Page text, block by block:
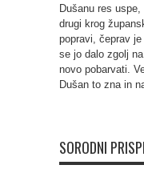
Dušanu res
drugi krog
popravi, čeprav
se jo dalo zgolj
novo pobarvati.
Dušan to zna in
SORODNI